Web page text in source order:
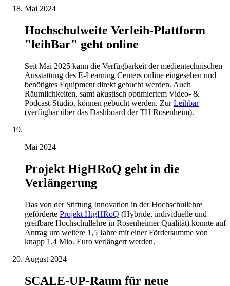
Mai 2024
Hochschulweite Verleih-Plattform
"leihBar" geht online
Seit Mai 2025 kann die Verfügbarkeit der medientechnischen
Ausstattung des E-Learning Centers online eingesehen und
benötigtes Equipment direkt gebucht werden. Auch
Räumlichkeiten, samt akustisch optimiertem Video- &
Podcast-Studio, können gebucht werden. ZurLeihbar
(verfügbar über das Dashboard der TH Rosenheim).
Mai 2024
Projekt HigHRoQ geht in die
Verlängerung
Das von der Stiftung Innovation in der Hochschullehre
geförderte Projekt HigHRoQ (Hybride, individuelle und
greifbare Hochschullehre in Rosenheimer Qualität) konnte auf
Antrag um weitere 1,5 Jahre mit einer Fördersumme von
knapp 1,4 Mio. Euro verlängert werden.
August 2024
SCALE-UP-Raum für neue